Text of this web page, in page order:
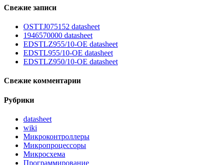
Свежие записи
OSTTJ075152 datasheet
1946570000 datasheet
EDSTLZ955/10-OE datasheet
EDSTL955/10-OE datasheet
EDSTLZ950/10-OE datasheet
Свежие комментарии
Рубрики
datasheet
wiki
Микроконтроллеры
Микропроцессоры
Микросхема
Программирование